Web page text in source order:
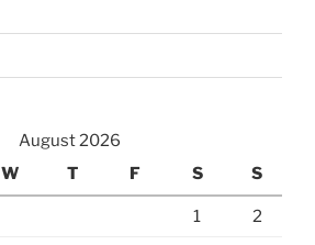
August 2026
W T F S S
1 2